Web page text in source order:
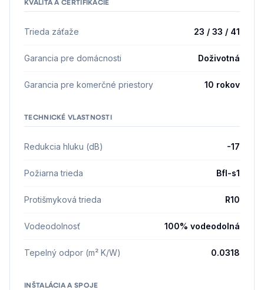
Trieda záťaže 23 / 33 / 41
Garancia pre domácnosti Doživotná
Garancia pre komerčné priestory 10 rokov
TECHNICKÉ VLASTNOSTI
Redukcia hluku (dB) -17
Požiarna trieda Bfl-s1
Protišmyková trieda R10
Vodeodolnosť 100% vodeodolná
Tepelný odpor (m² K/W) 0.0318
INŠTALÁCIA A SPOJE